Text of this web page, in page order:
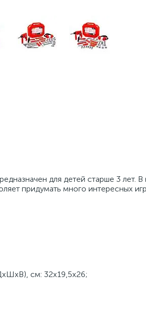
для детей старше 3 лет.
придумать много интересных
см: 32х19,5х26;